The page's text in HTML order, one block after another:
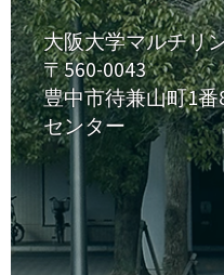
大阪大学マルチリ
〒560-0043
豊中市待兼山町1
センター